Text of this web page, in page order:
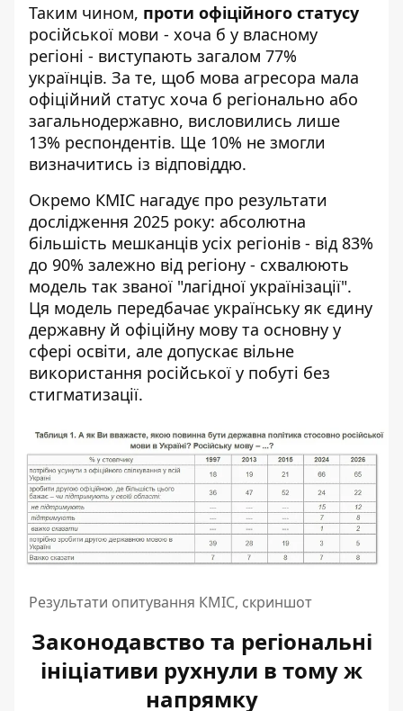
Таким чином, проти офіційного статусу
російської мови - хоча б у власному
регіоні - виступають загалом 77%
українців. За те, щоб мова агресора мала
офіційний статус хоча б регіонально або
загальнодержавно, висловились лише
13% респондентів. Ще 10% не змогли
визначитись із відповіддю.
Окремо КМІС нагадує про результати
дослідження 2025 року: абсолютна
більшість мешканців усіх регіонів - від 83%
до 90% залежно від регіону - схвалюють
модель так званої "лагідної українізації".
Ця модель передбачає українську як єдину
державну й офіційну мову та основну у
сфері освіти, але допускає вільне
використання російської у побуті без
стигматизації.
Результати опитування КМІС, скриншот
Законодавство та регіональні
ініціативи рухнули в тому ж
напрямку